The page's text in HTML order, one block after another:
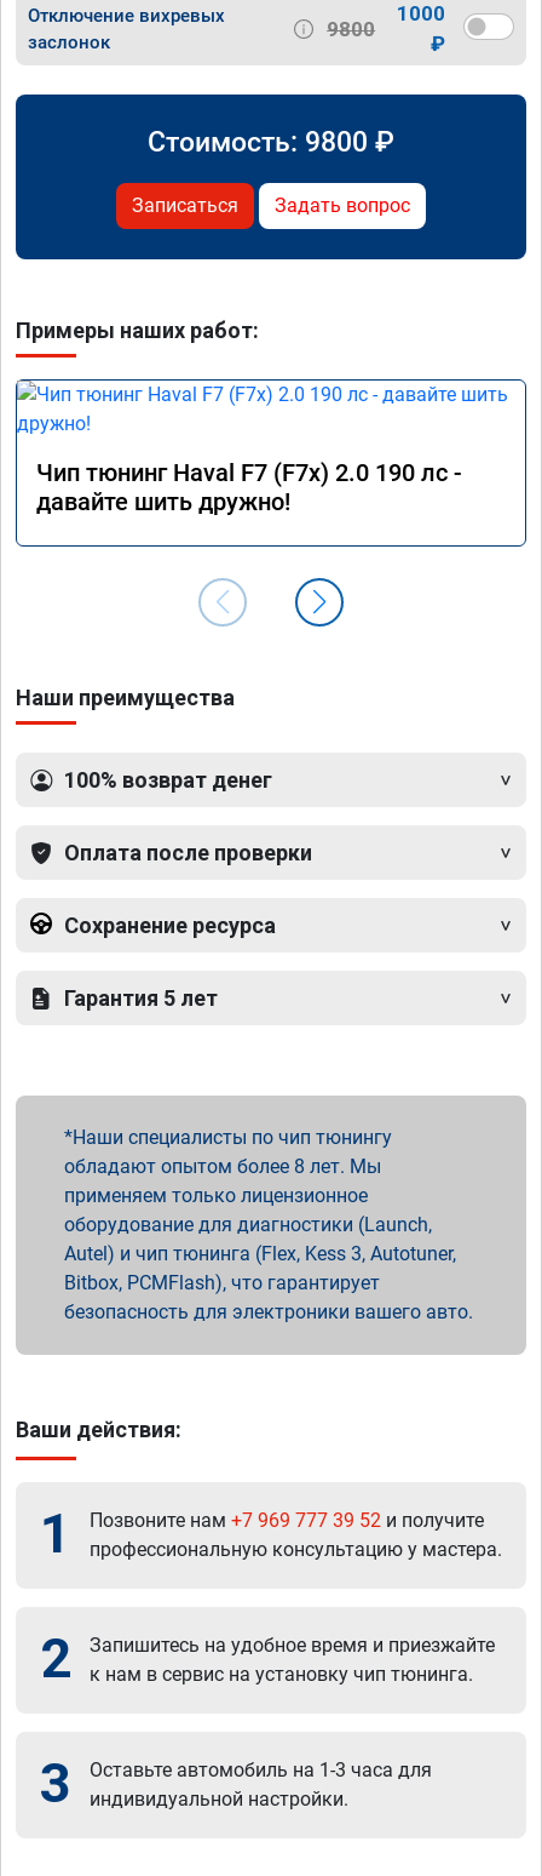
Отключение вихревых
заслонок
9800
1000
₽
Стоимость: 9800 ₽
Записаться Задать вопрос
Примеры наших работ:
Чип тюнинг Haval F7 (F7x) 2.0 190 лс -
давайте шить дружно!
Наши преимущества
100% возврат денег
Оплата после проверки
Сохранение ресурса
Гарантия 5 лет
Наши специалисты по чип тюнингу
обладают опытом более 8 лет. Мы
применяем только лицензионное
оборудование для диагностики (Launch,
Autel) и чип тюнинга (Flex, Kess 3, Autotuner,
Bitbox, PCMFlash), что гарантирует
безопасность для электроники вашего авто.
Ваши действия:
1 Позвоните нам +7 969 777 39 52 и получите
профессиональную консультацию у мастера.
2
Запишитесь на удобное время и приезжайте
к нам в сервис на установку чип тюнинга.
3
Оставьте автомобиль на 1-3 часа для
индивидуальной настройки.